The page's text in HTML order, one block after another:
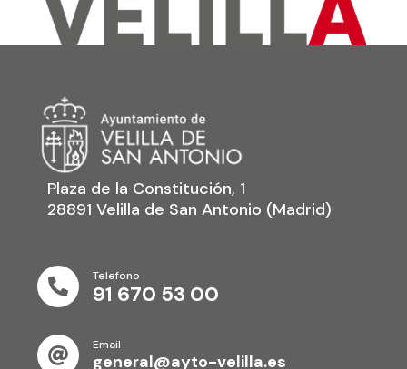
Plaza de la Constitución, 1
28891 Velilla de San Antonio (Madrid)

Telefono
91 670 53 00

Email
general@ayto-velilla.es